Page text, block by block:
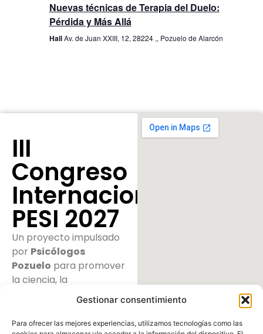
Gestionar consentimiento
Para ofrecer las mejores experiencias, utilizamos tecnologías como las
Nuevas técnicas de Terapia del Duelo:
Pérdida y Más Allá
HallAv. de Juan XXIII, 12, 28224 ,, Pozuelo de Alarcón
III
Congreso
Internacional
PESI 2027
Un proyecto impulsado
por Psicólogos
Pozuelo para promover
la ciencia, la
psicoterapia y la salud
mental sistémica.